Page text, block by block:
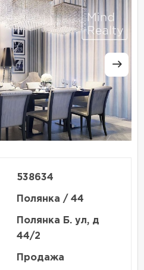
538634
Полянка / 44
Полянка Б. ул, д
44/2
Продажа